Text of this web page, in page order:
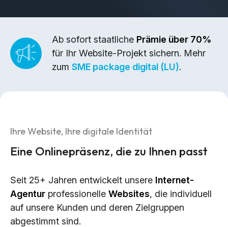
Websites
Content-Kreation & Storytelling
Marketing
Social Media Marketing (SMM)
E-Mail Marketing
Applications
Web-Applikationen
CMS - Content Management System
Ab sofort staatliche Prämie über 70%
für Ihr Website-Projekt sichern. Mehr
zum SME package digital (LU).
Ihre Website, Ihre digitale Identität
Eine Onlinepräsenz, die zu Ihnen passt
Seit 25+ Jahren entwickelt unsere Internet-
Agentur professionelle Websites, die individuell
auf unsere Kunden und deren Zielgruppen
abgestimmt sind.